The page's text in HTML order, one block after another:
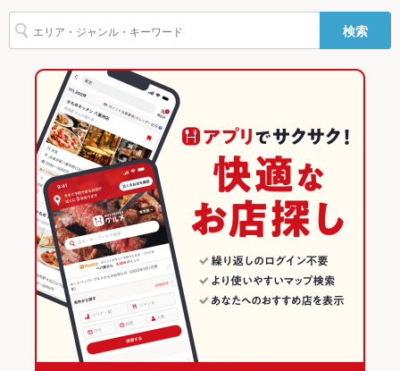
TV・プロジ
ェクタ
あり
英語メニュ
あり
その他設備
店内にUFOキャッチャー、ドリンクバーあり。ソフトクリー
ム・食べ放題
その他
飲み放題
あり ：ドリンクバー全30種類以上！ソフトドリンクも飲み放題
です♪
食べ放題
なし ：ドリンクバーをご注文いただくと、ソフトクリームも食
べ放題です♪
カクテル充実、焼酎充実
お子様連れ歓迎 ：キッズスペース付個室あり
和歌山市 × 洋・和洋・各国料理・その他
和歌山市 × 和風
和歌山駅 × 居酒屋
和歌山駅 × 洋・和洋・各国料理・その他
和歌山駅 × 和風
和歌山駅 × 和風
和歌山
和歌山 × 居酒屋
和歌山 × 洋・和洋・各国料理・その他
和歌山 × 和風
和歌山駅
ピザ マルゲリータ 餃子 チャーハン
和歌山のグルメランキング
和歌山の居酒屋ランキング
和歌山市のグルメランキング
和歌山市の居酒屋ランキング
和歌山駅のグルメランキング
和歌山駅の居酒屋ランキング
検索